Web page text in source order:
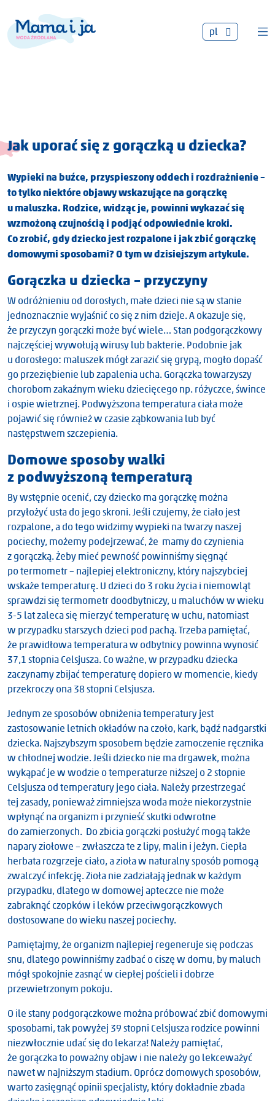
pl
Jak uporać się z gorączką u dziecka?
Wypieki na buźce, przyspieszony oddech i rozdrażnienie –
to tylko niektóre objawy wskazujące na gorączkę
u maluszka. Rodzice, widząc je, powinni wykazać się
wzmożoną czujnością i podjąć odpowiednie kroki.
Co zrobić, gdy dziecko jest rozpalone i jak zbić gorączkę
domowymi sposobami? O tym w dzisiejszym artykule.
Gorączka u dziecka – przyczyny
W odróżnieniu od dorosłych, małe dzieci nie są w stanie
jednoznacznie wyjaśnić co się z nim dzieje. A okazuje się,
że przyczyn gorączki może być wiele… Stan podgorączkowy
najczęściej wywołują wirusy lub bakterie. Podobnie jak
u dorosłego: maluszek mógł zarazić się grypą, mogło dopaść
go przeziębienie lub zapalenia ucha. Gorączka towarzyszy
chorobom zakaźnym wieku dziecięcego np. różyczce, śwince
i ospie wietrznej. Podwyższona temperatura ciała może
pojawić się również w czasie ząbkowania lub być
następstwem szczepienia.
Domowe sposoby walki
z podwyższoną temperaturą
By wstępnie ocenić, czy dziecko ma gorączkę można
przyłożyć usta do jego skroni. Jeśli czujemy, że ciało jest
rozpalone, a do tego widzimy wypieki na twarzy naszej
pociechy, możemy podejrzewać, że mamy do czynienia
z gorączką. Żeby mieć pewność powinniśmy sięgnąć
po termometr – najlepiej elektroniczny, który najszybciej
wskaże temperaturę. U dzieci do 3 roku życia i niemowląt
sprawdzi się termometr doodbytniczy, u maluchów w wieku
3-5 lat zaleca się mierzyć temperaturę w uchu, natomiast
w przypadku starszych dzieci pod pachą. Trzeba pamiętać,
że prawidłowa temperatura w odbytnicy powinna wynosić
37,1 stopnia Celsjusza. Co ważne, w przypadku dziecka
zaczynamy zbijać temperaturę dopiero w momencie, kiedy
przekroczy ona 38 stopni Celsjusza.
Jednym ze sposobów obniżenia temperatury jest
zastosowanie letnich okładów na czoło, kark, bądź nadgarstki
dziecka. Najszybszym sposobem będzie zamoczenie ręcznika
w chłodnej wodzie. Jeśli dziecko nie ma drgawek, można
wykąpać je w wodzie o temperaturze niższej o 2 stopnie
Celsjusza od temperatury jego ciała. Należy przestrzegać
tej zasady, ponieważ zimniejsza woda może niekorzystnie
wpłynąć na organizm i przynieść skutki odwrotne
do zamierzonych. Do zbicia gorączki posłużyć mogą także
napary ziołowe – zwłaszcza te z lipy, malin i jeżyn. Ciepła
herbata rozgrzeje ciało, a zioła w naturalny sposób pomogą
zwalczyć infekcję. Zioła nie zadziałają jednak w każdym
przypadku, dlatego w domowej apteczce nie może
zabraknąć czopków i leków przeciwgorączkowych
dostosowane do wieku naszej pociechy.
Pamiętajmy, że organizm najlepiej regeneruje się podczas
snu, dlatego powinniśmy zadbać o ciszę w domu, by maluch
mógł spokojnie zasnąć w ciepłej pościeli i dobrze
przewietrzonym pokoju.
O ile stany podgorączkowe można próbować zbić domowymi
sposobami, tak powyżej 39 stopni Celsjusza rodzice powinni
niezwłocznie udać się do lekarza! Należy pamiętać,
że gorączka to poważny objaw i nie należy go lekceważyć
nawet w najniższym stadium. Oprócz domowych sposobów,
warto zasięgnąć opinii specjalisty, który dokładnie zbada